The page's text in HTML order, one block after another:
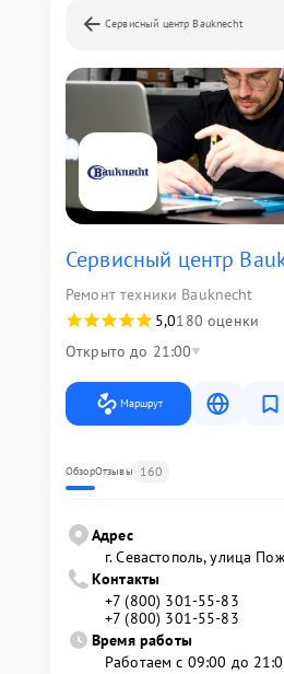
Сервисный центр Bauknecht
Сервисный центр
Ремонт техники Bauknecht
5,0180 оценки
Открыто до 21:00
Маршрут
ОбзорОтзывы 160
Адрес
г. Севастополь, улица
Контакты
+7 (800) 301-55-83
+7 (800) 301-55-83
Время работы
Работаем с 09:00 до